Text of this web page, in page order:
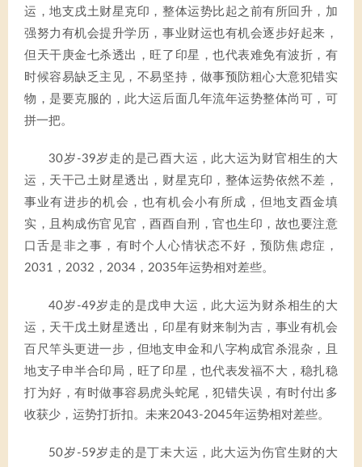
运，地支戌土财星克印，整体运势比起之前有所回升，加
强努力有机会提升学历，事业财运也有机会逐步好起来，
但天干庚金七杀透出，旺了印星，也代表难免有波折，有
时候容易缺乏主见，不易坚持，做事预防粗心大意犯错实
物，是要克服的，此大运后面几年流年运势整体尚可，可
拼一把。
30岁-39岁走的是己酉大运，此大运为财官相生的大
运，天干己土财星透出，财星克印，整体运势依然不差，
事业有进步的机会，也有机会小有所成，但地支酉金填
实，且构成伤官见官，酉酉自刑，官也生印，故也要注意
口舌是非之事，有时个人心情状态不好，预防焦虑症，
2031，2032，2034，2035年运势相对差些。
40岁-49岁走的是戊申大运，此大运为财杀相生的大
运，天干戊土财星透出，印星有财来制为吉，事业有机会
百尺竿头更进一步，但地支申金和八字构成官杀混杂，且
地支子申半合印局，旺了印星，也代表发福不大，稳扎稳
打为好，有时做事容易虎头蛇尾，犯错失误，有时付出多
收获少，运势打折扣。未来2043-2045年运势相对差些。
50岁-59岁走的是丁未大运，此大运为伤官生财的大